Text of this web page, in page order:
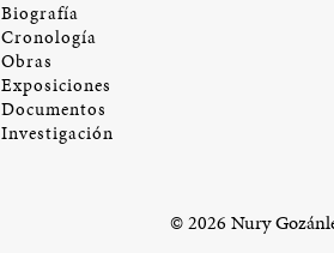
Biografía
Cronología
Obras
Exposiciones
Documentos
Investigación
© 2026 Nury